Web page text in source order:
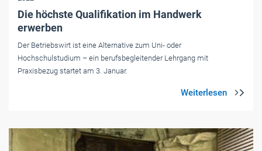
Die höchste Qualifikation im Handwerk
erwerben
Der Betriebswirt ist eine Alternative zum Uni- oder
Hochschulstudium – ein berufsbegleitender Lehrgang mit
Praxisbezug startet am 3. Januar.